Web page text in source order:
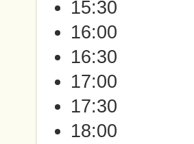
15:30
16:00
16:30
17:00
17:30
18:00